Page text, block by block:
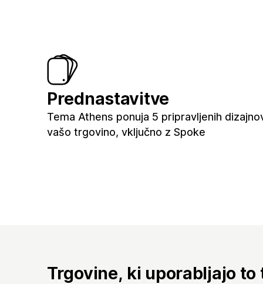
Prednastavitve
Tema Athens ponuja 5 pripravljenih
vašo trgovino, vključno z Spoke
Trgovine, ki uporabljajo to